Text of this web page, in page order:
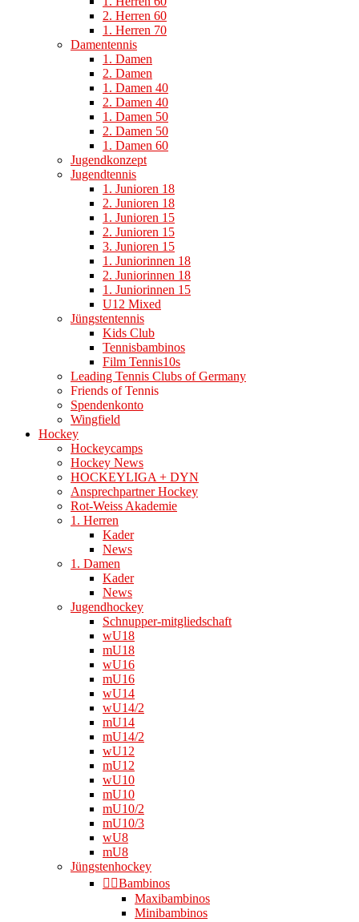
2. Herren 60
1. Herren 70
Damentennis
1. Damen
2. Damen
1. Damen 40
2. Damen 40
1. Damen 50
2. Damen 50
1. Damen 60
Jugendkonzept
Jugendtennis
1. Junioren 18
2. Junioren 18
1. Junioren 15
2. Junioren 15
3. Junioren 15
1. Juniorinnen 18
2. Juniorinnen 18
1. Juniorinnen 15
U12 Mixed
Jüngstentennis
Kids Club
Tennisbambinos
Film Tennis10s
Leading Tennis Clubs of Germany
Friends of Tennis
Spendenkonto
Wingfield
Hockey
Hockeycamps
Hockey News
HOCKEYLIGA + DYN
Ansprechpartner Hockey
Rot-Weiss Akademie
1. Herren
Kader
News
1. Damen
Kader
News
Jugendhockey
Schnupper-mitgliedschaft
wU18
mU18
wU16
mU16
wU14
wU14/2
mU14
mU14/2
wU12
mU12
wU10
mU10
mU10/2
mU10/3
wU8
mU8
Jüngstenhockey
👉🏻Bambinos
Maxibambinos
Minibambinos